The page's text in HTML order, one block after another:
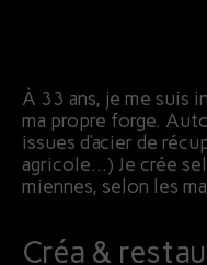
À 33 ans, je me suis
ma propre forge.
issues d’acier de
agricole…) Je crée
miennes, selon les
Créa &